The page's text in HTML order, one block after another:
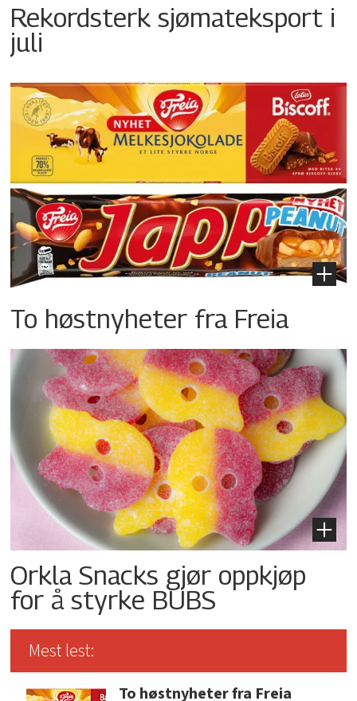
Rekordsterk sjømateksport i
juli
To høstnyheter fra Freia
Orkla Snacks gjør oppkjøp
for å styrke BUBS
Mest lest:
To høstnyheter fra Freia